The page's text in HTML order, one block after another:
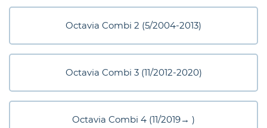
Octavia Combi 2 (5/2004-2013)
Octavia Combi 3 (11/2012-2020)
Octavia Combi 4 (11/2019→ )